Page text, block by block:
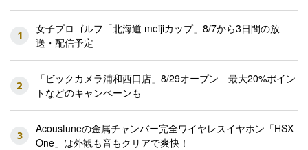
1
女子プロゴルフ「北海道 meijiカップ」8/7から3日間の放
送・配信予定
2
「ビックカメラ浦和西口店」8/29オープン 最大20%ポイン
トなどのキャンペーンも
3
Acoustuneの金属チャンバー完全ワイヤレスイヤホン「HSX
One」は外観も音もクリアで爽快！